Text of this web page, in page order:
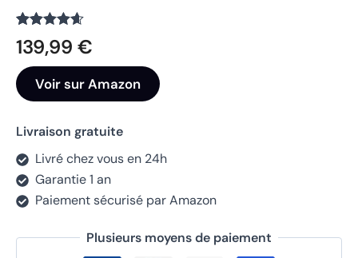
Noté
4.6
sur 5
8434
notations
client
139,99 €
Voir sur Amazon
Livraison gratuite
Livré chez vous en 24h
Garantie 1 an
Paiement sécurisé par Amazon
Plusieurs moyens de paiement